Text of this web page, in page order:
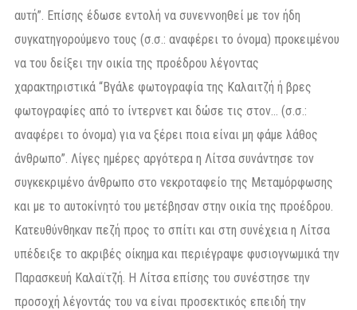
αυτή”. Επίσης έδωσε εντολή να συνεννοηθεί με τον ήδη
συγκατηγορούμενο τους (σ.σ.: αναφέρει το όνομα) προκειμένου
να του δείξει την οικία της προέδρου λέγοντας
χαρακτηριστικά “Βγάλε φωτογραφία της Καλαιτζή ή βρες
φωτογραφίες από το ίντερνετ και δώσε τις στον… (σ.σ.:
αναφέρει το όνομα) για να ξέρει ποια είναι μη φάμε λάθος
άνθρωπο”. Λίγες ημέρες αργότερα η Λίτσα συνάντησε τον
συγκεκριμένο άνθρωπο στο νεκροταφείο της Μεταμόρφωσης
και με το αυτοκίνητό του μετέβησαν στην οικία της προέδρου.
Κατευθύνθηκαν πεζή προς το σπίτι και στη συνέχεια η Λίτσα
υπέδειξε το ακριβές οίκημα και περιέγραψε φυσιογνωμικά την
Παρασκευή Καλαϊτζή. Η Λίτσα επίσης του συνέστησε την
προσοχή λέγοντάς του να είναι προσεκτικός επειδή την